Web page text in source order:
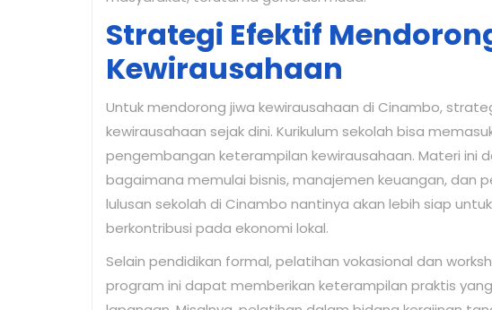
Strategi Efektif
Kewirausahaan
Untuk mendorong jiwa kewirausahaan di Cinambo,
kewirausahaan sejak dini. Kurikulum sekolah bisa
pengembangan keterampilan kewirausahaan. Materi
bagaimana memulai bisnis, manajemen keuangan, dan
lulusan sekolah di Cinambo nantinya akan lebih siap
berkontribusi pada ekonomi lokal.
Selain pendidikan formal, pelatihan vokasional dan
program ini dapat memberikan keterampilan praktis